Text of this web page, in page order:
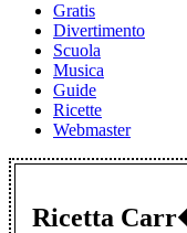
Gratis
Divertimento
Scuola
Musica
Guide
Ricette
Webmaster
Ricetta